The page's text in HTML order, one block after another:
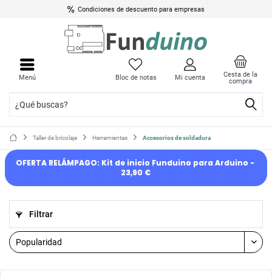
Condiciones de descuento para empresas
Cesta de la
compra
Bloc de notas Mi cuenta
Menú
Taller de bricolaje Herramientas Accesorios de soldadura
OFERTA RELÁMPAGO: Kit de inicio Funduino para Arduino -
23,90 €
Filtrar